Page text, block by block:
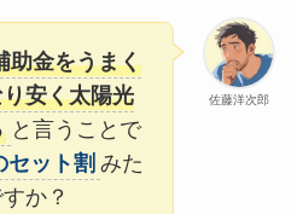
佐藤洋次郎
助金をうまく
安く太陽光
と言うことで
セット割 みた
か？